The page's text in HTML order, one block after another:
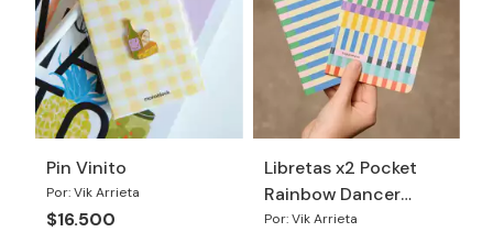
Pin Vinito
Por: Vik Arrieta
$16.500
Libretas x2 Pocket
Rainbow Dancer
2026
Por: Vik Arrieta